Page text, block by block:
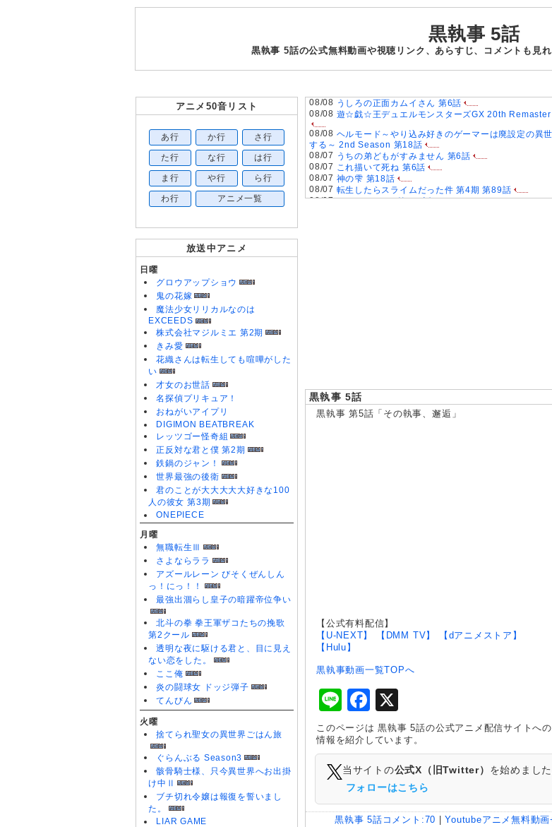
黒執事 5話
黒執事 5話の公式無料動画や視聴リンク、あらすじ、コメントも見
アニメ50音リスト
あ行 か行 さ行
た行 な行 は行
ま行 や行 ら行
わ行 アニメ一覧
放送中アニメ
日曜
グロウアップショウ
鬼の花嫁
魔法少女リリカルなのは
EXCEEDS
株式会社マジルミエ 第2期
きみ愛
花織さんは転生しても喧嘩がした
い
才女のお世話
名探偵プリキュア！
おねがいアイプリ
DIGIMON BEATBREAK
レッツゴー怪奇組
正反対な君と僕 第2期
鉄鍋のジャン！
世界最強の後衛
君のことが大大大大大好きな100
人の彼女 第3期
ONEPIECE
月曜
無職転生Ⅲ
さよならララ
アズールレーン びそくぜんしん
っ！にっ！！
最強出涸らし皇子の暗躍帝位争い
北斗の拳 拳王軍ザコたちの挽歌
第2クール
透明な夜に駆ける君と、目に見え
ない恋をした。
ここ俺
炎の闘球女 ドッジ弾子
てんびん
火曜
捨てられ聖女の異世界ごはん旅
ぐらんぶる Season3
骸骨騎士様、只今異世界へお出掛
け中Ⅱ
ブチ切れ令嬢は報復を誓いまし
た。
LIAR GAME
08/08 うしろの正面カムイさん 第6話
08/08 遊☆戯☆王デュエルモンスターズGX 20th Remaster
08/08 ヘルモード～やり込み好きのゲーマーは廃設定の異
する～ 2nd Season 第18話
08/07
うちの弟どもがすみません 第6話
08/07
これ描いて死ね 第6話
08/07 神の雫 第18話
08/07 転生したらスライムだった件 第4期 第89話
08/07BEYBLADE X 第127話
黒執事 5話
黒執事 第5話「その執事、邂逅」
【公式有料配信】
【U-NEXT】
【DMM TV】
【dアニメストア】
【Hulu】
黒執事動画一覧TOPへ
LineFacebook
このページは 黒執事 5話の公式アニメ配信サイトへ
情報を紹介しています。
当サイトの公式X（旧Twitter） を始めました
フォローはこちら
黒執事 5話 コメント:70 |Youtubeアニメ無料動